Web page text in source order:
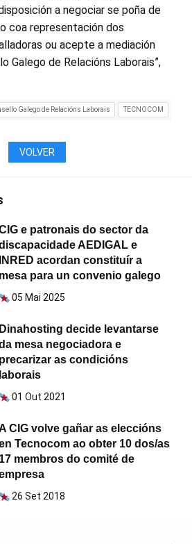
a negociar se poña de
coa representación dos
ou acepte a mediación
Galego de Relacións Laborais”,
Galego de Relacións Laborais TECNOCOM
VOLVER
e patronais do sector da
AEDIGAL e
INRED acordan constituír a
mesa para un convenio galego
05 Mai 2025
Dinahosting decide levantarse
mesa negociadora e
precarizar as condicións
laborais
01 Out 2021
CIG volve gañar as eleccións
Tecnocom ao obter 10 dos/as
17 membros do comité de
26 Set 2018